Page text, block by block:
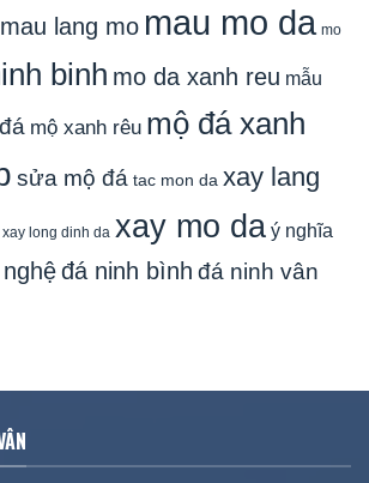
mau lang mo mau mo da mo
binh mo da xanh reu mẫu
mộ xanh rêu mộ đá xanh
sửa mộ đá tac mon da xay lang
xay long dinh da xay mo da ý nghĩa
đá ninh bình đá ninh vân